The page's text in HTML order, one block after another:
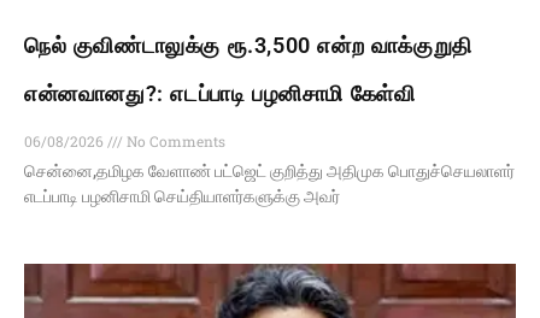
நெல் குவிண்டாலுக்கு ரூ.3,500 என்ற வாக்குறுதி
என்னவானது?: எடப்பாடி பழனிசாமி கேள்வி
06/08/2026
No Comments
சென்னை,தமிழக வேளாண் பட்ஜெட் குறித்து அதிமுக பொதுச்செயலாளர்
எடப்பாடி பழனிசாமி செய்தியாளர்களுக்கு அவர்